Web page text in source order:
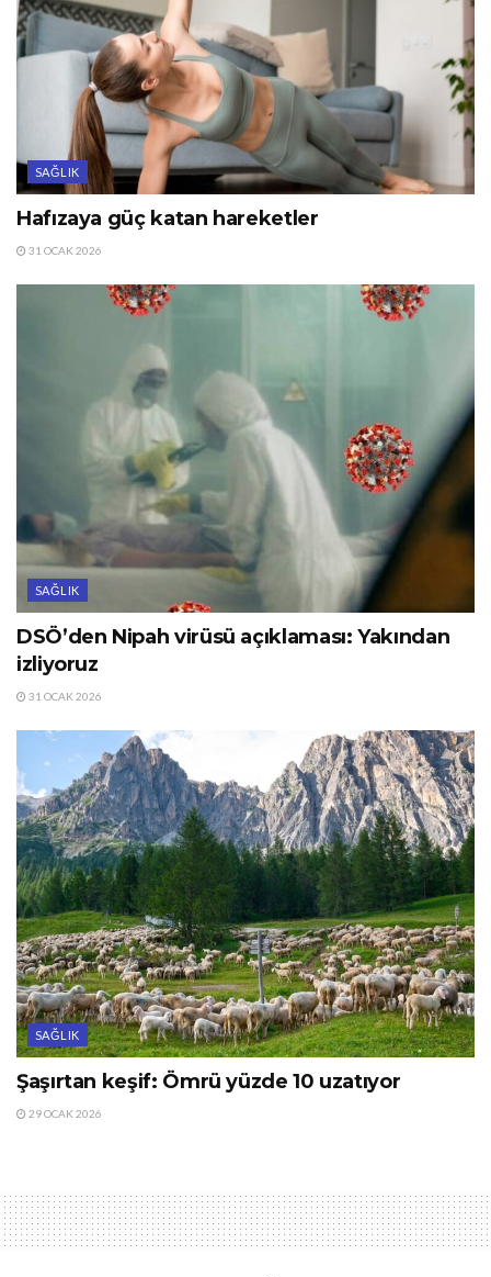
SAĞLIK
Hafızaya güç katan hareketler
31 OCAK 2026
SAĞLIK
DSÖ’den Nipah virüsü açıklaması: Yakından
izliyoruz
31 OCAK 2026
SAĞLIK
Şaşırtan keşif: Ömrü yüzde 10 uzatıyor
29 OCAK 2026